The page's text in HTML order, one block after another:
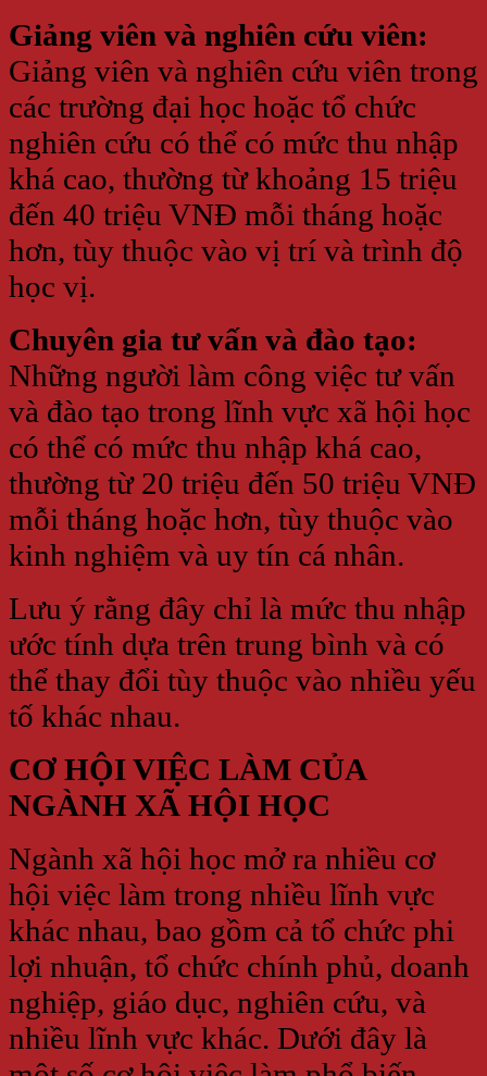
Giảng viên và nghiên cứu viên:
Giảng viên và nghiên cứu viên trong
các trường đại học hoặc tổ chức
nghiên cứu có thể có mức thu nhập
khá cao, thường từ khoảng 15 triệu
đến 40 triệu VNĐ mỗi tháng hoặc
hơn, tùy thuộc vào vị trí và trình độ
học vị.
Chuyên gia tư vấn và đào tạo:
Những người làm công việc tư vấn
và đào tạo trong lĩnh vực xã hội học
có thể có mức thu nhập khá cao,
thường từ 20 triệu đến 50 triệu VNĐ
mỗi tháng hoặc hơn, tùy thuộc vào
kinh nghiệm và uy tín cá nhân.
Lưu ý rằng đây chỉ là mức thu nhập
ước tính dựa trên trung bình và có
thể thay đổi tùy thuộc vào nhiều yếu
tố khác nhau.
CƠ HỘI VIỆC LÀM CỦA
NGÀNH XÃ HỘI HỌC
Ngành xã hội học mở ra nhiều cơ
hội việc làm trong nhiều lĩnh vực
khác nhau, bao gồm cả tổ chức phi
lợi nhuận, tổ chức chính phủ, doanh
nghiệp, giáo dục, nghiên cứu, và
nhiều lĩnh vực khác. Dưới đây là